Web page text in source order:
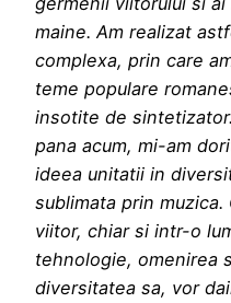
maine. Am realizat
complexa, prin care
teme populare
insotite de
pana acum, mi-am
ideea unitatii in
sublimata prin
viitor, chiar si intr-o
tehnologie, omenirea
diversitatea sa, vor